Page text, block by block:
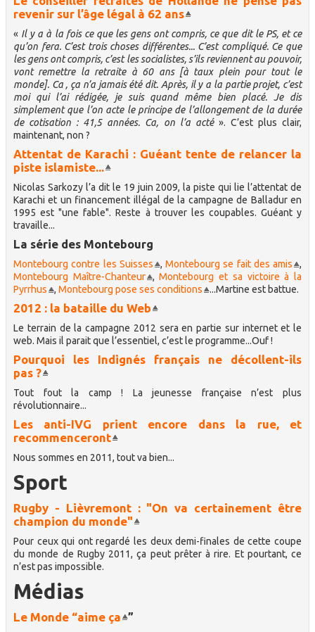
revenir sur l’âge légal à 62 ans
« Il y a à la fois ce que les gens ont compris, ce que dit le PS, et ce
qu’on fera. C’est trois choses différentes... C’est compliqué. Ce que
les gens ont compris, c’est les socialistes, s’ils reviennent au pouvoir,
vont remettre la retraite à 60 ans [à taux plein pour tout le
monde]. Ca , ça n’a jamais été dit. Après, il y a la partie projet, c’est
moi qui l’ai rédigée, je suis quand même bien placé. Je dis
simplement que l’on acte le principe de l’allongement de la durée
de cotisation : 41,5 années. Ca, on l’a acté». C’est plus clair,
maintenant, non ?
Attentat de Karachi : Guéant tente de relancer la
piste islamiste...
Nicolas Sarkozy l’a dit le 19 juin 2009, la piste qui lie l’attentat de
Karachi et un financement illégal de la campagne de Balladur en
1995 est "une fable". Reste à trouver les coupables. Guéant y
travaille...
La série des Montebourg
Montebourg contre les Suisses , Montebourg se fait des amis
,
Montebourg Maître-Chanteur
,Montebourg et sa victoire à la
Pyrrhus
, Montebourg pose ses conditions ...Martine est battue.
2012 : la bataille du Web
Le terrain de la campagne 2012 sera en partie sur internet et le
web. Mais il parait que l’essentiel, c’est le programme...Ouf !
Pourquoi les Indignés français ne décollent-ils
pas ?
Tout fout la camp ! La jeunesse française n’est plus
révolutionnaire...
Les anti-IVG prient encore dans la rue, et
recommenceront
Nous sommes en 2011, tout va bien...
Sport
Rugby - Lièvremont : "On va certainement être
champion du monde"
Pour ceux qui ont regardé les deux demi-finales de cette coupe
du monde de Rugby 2011, ça peut prêter à rire. Et pourtant, ce
n’est pas impossible.
Médias
Le Monde “aime ça ”